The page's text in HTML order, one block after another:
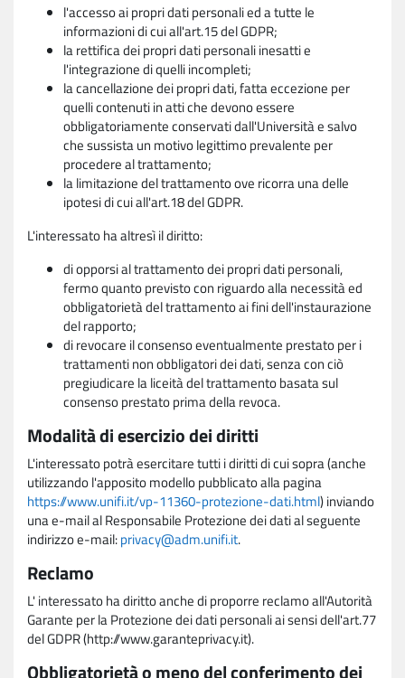
l'accesso ai propri dati personali ed a tutte le
informazioni di cui all'art.15 del GDPR;
la rettifica dei propri dati personali inesatti e
l'integrazione di quelli incompleti;
la cancellazione dei propri dati, fatta eccezione per
quelli contenuti in atti che devono essere
obbligatoriamente conservati dall'Università e salvo
che sussista un motivo legittimo prevalente per
procedere al trattamento;
la limitazione del trattamento ove ricorra una delle
ipotesi di cui all'art.18 del GDPR.
L'interessato ha altresì il diritto:
di opporsi al trattamento dei propri dati personali,
fermo quanto previsto con riguardo alla necessità ed
obbligatorietà del trattamento ai fini dell'instaurazione
del rapporto;
di revocare il consenso eventualmente prestato per i
trattamenti non obbligatori dei dati, senza con ciò
pregiudicare la liceità del trattamento basata sul
consenso prestato prima della revoca.
Modalità di esercizio dei diritti
L'interessato potrà esercitare tutti i diritti di cui sopra (anche
utilizzando l'apposito modello pubblicato alla pagina
https://www.unifi.it/vp-11360-protezione-dati.html) inviando
una e-mail al Responsabile Protezione dei dati al seguente
indirizzo e-mail:privacy@adm.unifi.it.
Reclamo
L' interessato ha diritto anche di proporre reclamo all'Autorità
Garante per la Protezione dei dati personali ai sensi dell'art.77
del GDPR (http://www.garanteprivacy.it).
Obbligatorietà o meno del conferimento dei